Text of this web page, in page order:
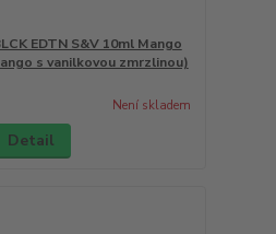
EDTN S&V 10ml Mango
s vanilkovou zmrzlinou)
Není skladem
Detail